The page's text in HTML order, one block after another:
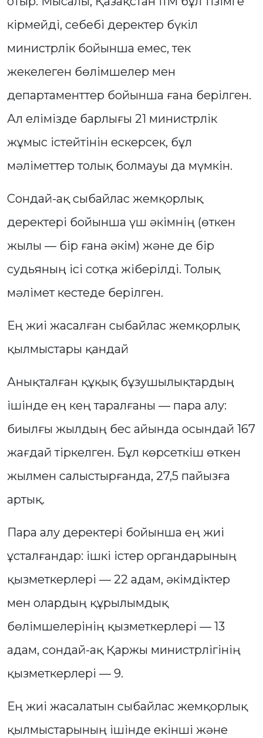
кірмейді, себебі деректер бүкіл
министрлік бойынша емес, тек
жекелеген бөлімшелер мен
департаменттер бойынша ғана берілген.
Ал елімізде барлығы 21 министрлік
жұмыс істейтінін ескерсек, бұл
мәліметтер толық болмауы да мүмкін.
Сондай-ақ сыбайлас жемқорлық
деректері бойынша үш әкімнің (өткен
жылы — бір ғана әкім) және де бір
судьяның ісі сотқа жіберілді. Толық
мәлімет кестеде берілген.
Ең жиі жасалған сыбайлас жемқорлық
қылмыстары қандай
Анықталған құқық бұзушылықтардың
ішінде ең кең таралғаны — пара алу:
биылғы жылдың бес айында осындай 167
жағдай тіркелген. Бұл көрсеткіш өткен
жылмен салыстырғанда, 27,5 пайызға
артық.
Пара алу деректері бойынша ең жиі
ұсталғандар: ішкі істер органдарының
қызметкерлері — 22 адам, әкімдіктер
мен олардың құрылымдық
бөлімшелерінің қызметкерлері — 13
адам, сондай-ақ Қаржы министрлігінің
қызметкерлері — 9.
Ең жиі жасалатын сыбайлас жемқорлық
қылмыстарының ішінде екінші және